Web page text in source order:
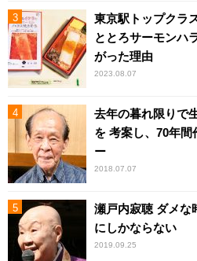
東京駅トップクラ
ととろサーモンハ
がった理由
2023.08.07
去年の暮れ限りで
を 考案し、70年間
ー
2018.07.07
瀬戸内寂聴 ダメな
にしかならない
2019.09.25